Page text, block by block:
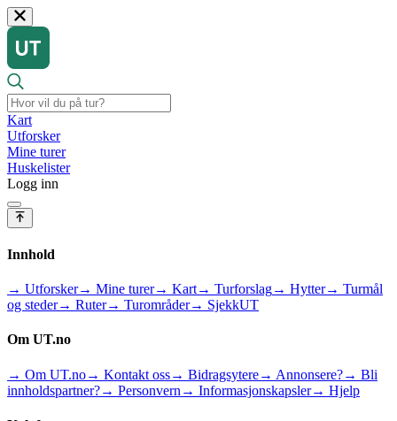
Kart
Utforsker
Mine turer
Huskelister
Logg inn
Innhold
→ Utforsker→ Mine turer→ Kart→ Turforslag→ Hytter→ Turmål
og steder→ Ruter→ Turområder→ SjekkUT
Om UT.no
→ Om UT.no→ Kontakt oss→ Bidragsytere→ Annonsere?→ Bli
innholdspartner?→ Personvern → Informasjonskapsler→ Hjelp